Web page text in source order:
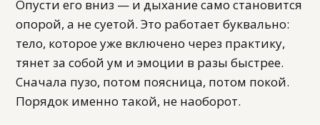
Опусти его вниз — и дыхание само становится
опорой, а не суетой. Это работает буквально:
тело, которое уже включено через практику,
тянет за собой ум и эмоции в разы быстрее.
Сначала пузо, потом поясница, потом покой.
Порядок именно такой, не наоборот.